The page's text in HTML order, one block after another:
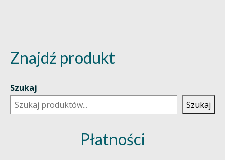
Znajdź produkt
Szukaj
Szukaj
Płatności